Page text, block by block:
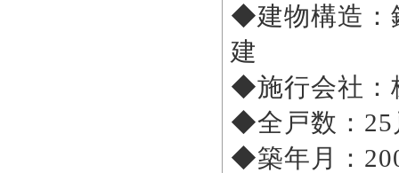
◆建物構造：
建
◆施行会社
◆全戸数：
◆築年月：